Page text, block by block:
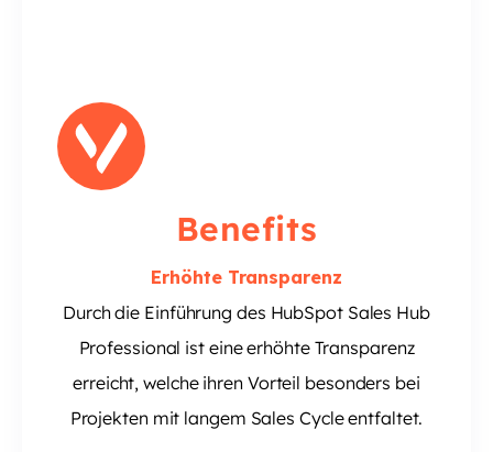
Benefits
Erhöhte Transparenz
Durch die Einführung des HubSpot Sales Hub
Professional ist eine erhöhte Transparenz
erreicht, welche ihren Vorteil besonders bei
Projekten mit langem Sales Cycle entfaltet.